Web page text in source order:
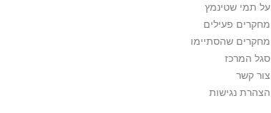
על תמי שטינמץ
מחקרים פעילים
מחקרים שהסתיימו
סגל המרכז
צור קשר
הצהרת נגישות